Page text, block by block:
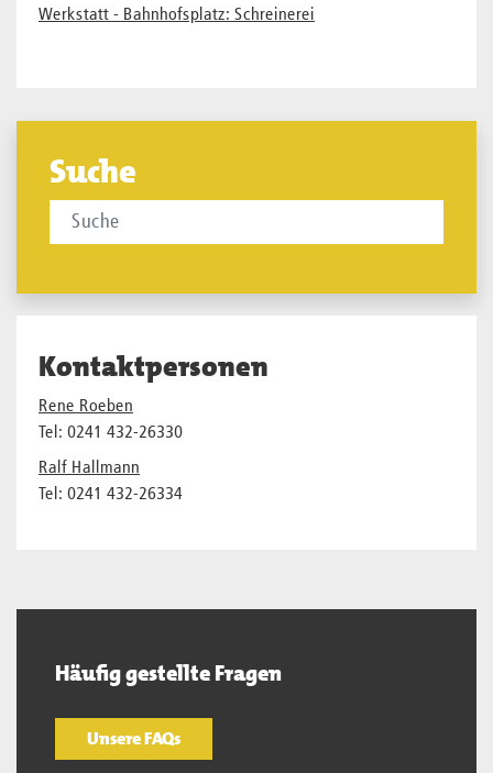
Werkstatt - Bahnhofsplatz: Schreinerei
Suche
Kontaktpersonen
Rene Roeben
Tel: 0241 432-26330
Ralf Hallmann
Tel: 0241 432-26334
Häufig gestellte Fragen
Unsere FAQs